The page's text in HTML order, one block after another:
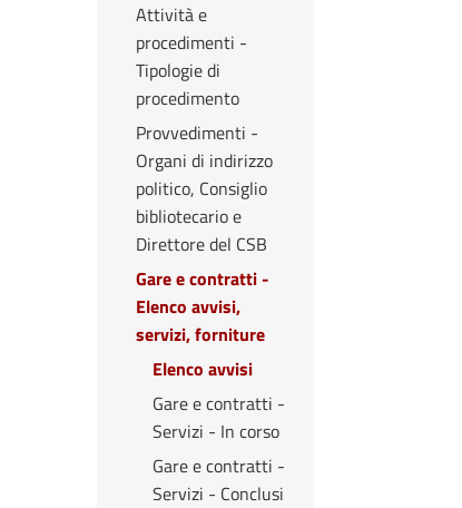
Attività e
procedimenti -
Tipologie di
procedimento
Provvedimenti -
Organi di indirizzo
politico, Consiglio
bibliotecario e
Direttore del CSB
Gare e contratti -
Elenco avvisi,
servizi, forniture
Elenco avvisi
Gare e contratti -
Servizi - In corso
Gare e contratti -
Servizi - Conclusi